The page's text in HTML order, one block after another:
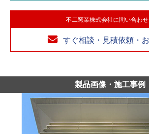
不二窯業株式会社に問い合わ
すぐ相談・見積依頼・
製品画像・施工事例